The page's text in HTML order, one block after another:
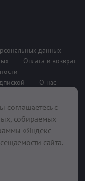
данных
Оплата и возврат
О нас
соглашаетесь с
собираемых
«Яндекс
сайта.